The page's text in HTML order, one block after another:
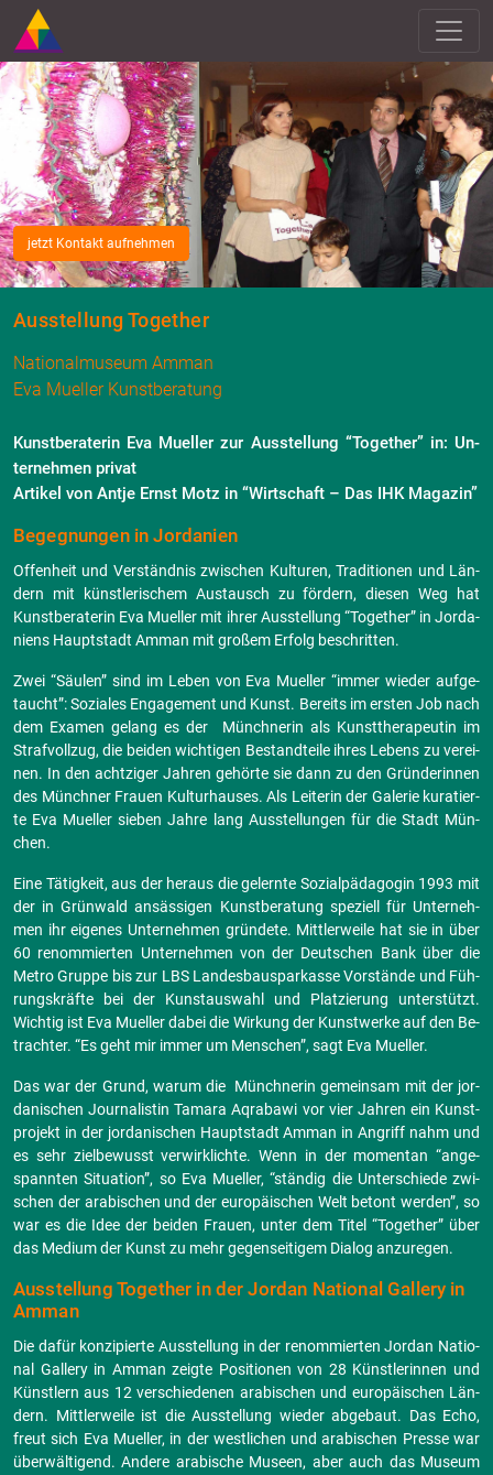
Ausstellung Together
Nationalmuseum Amman
Eva Mueller Kunstberatung
jetzt Kontakt aufnehmen
Kunst­be­ra­te­rin Eva Mu­el­ler zur Aus­stel­lung “To­ge­ther” in: Un­
ter­neh­men pri­vat
Ar­ti­kel von Antje Ernst Motz in “Wirt­schaft – Das IHK Ma­ga­zin”
Be­geg­nun­gen in Jor­da­ni­en
Of­fen­heit und Ver­ständ­nis zwi­schen Kul­tu­ren, Tra­di­tio­nen und Län­
dern mit künst­le­ri­schem Aus­tausch zu för­dern, die­sen Weg hat
Kunst­be­ra­te­rin Eva Mu­el­ler mit ihrer Aus­stel­lung “To­ge­ther” in Jor­da­
ni­ens Haupt­stadt Amman mit gro­ßem Er­folg be­schrit­ten.
Zwei “Säu­len” sind im Leben von Eva Mu­el­ler “immer wie­der auf­ge­
taucht”: So­zia­les En­ga­ge­ment und Kunst. Be­reits im ers­ten Job nach
dem Ex­amen ge­lang es der Münch­ne­rin als Kunst­the­ra­peu­tin im
Straf­voll­zug, die bei­den wich­ti­gen Be­stand­tei­le ihres Le­bens zu ver­ei­
nen. In den acht­zi­ger Jah­ren ge­hör­te sie dann zu den Grün­de­rin­nen
des Münch­ner Frau­en Kul­tur­hau­ses. Als Lei­te­rin der Ga­le­rie ku­ra­tier­
te Eva Mu­el­ler sie­ben Jahre lang Aus­stel­lun­gen für die Stadt Mün­
chen.
Eine Tä­tig­keit, aus der her­aus die ge­lern­te So­zi­al­päd­ago­gin 1993 mit
der in Grün­wald an­säs­si­gen Kunst­be­ra­tung spe­zi­ell für Un­ter­neh­
men ihr ei­ge­nes Un­ter­neh­men grün­de­te. Mitt­ler­wei­le hat sie in über
60 re­nom­mier­ten Un­ter­neh­men von der Deut­schen Bank über die
Metro Grup­pe bis zur LBS Lan­des­bau­spar­kas­se Vor­stän­de und Füh­
rungs­kräf­te bei der Kunst­aus­wahl und Plat­zie­rung un­ter­stützt.
Wich­tig ist Eva Mu­el­ler dabei die Wir­kung der Kunst­wer­ke auf den Be­
trach­ter. “Es geht mir immer um Men­schen”, sagt Eva Mu­el­ler.
Das war der Grund, warum die Münch­ne­rin ge­mein­sam mit der jor­
da­ni­schen Jour­na­lis­tin Ta­ma­ra Aqra­ba­wi vor vier Jah­ren ein Kunst­
pro­jekt in der jor­da­ni­schen Haupt­stadt Amman in An­griff nahm und
es sehr ziel­be­wusst ver­wirk­lich­te. Wenn in der mo­men­tan “an­ge­
spann­ten Si­tua­ti­on”, so Eva Mu­el­ler, “stän­dig die Un­ter­schie­de zwi­
schen der ara­bi­schen und der eu­ro­päi­schen Welt be­tont wer­den”, so
war es die Idee der bei­den Frau­en, unter dem Titel “To­ge­ther” über
das Me­di­um der Kunst zu mehr ge­gen­sei­ti­gem Dia­log an­zu­re­gen.
Aus­stel­lung To­ge­ther in der Jor­dan Na­tio­nal Gal­le­ry in
Amman
Die dafür kon­zi­pier­te Aus­stel­lung in der re­nom­mier­ten Jor­dan Na­tio­
nal Gal­le­ry in Amman zeig­te Po­si­tio­nen von 28 Künst­le­rin­nen und
Künst­lern aus 12 ver­schie­de­nen ara­bi­schen und eu­ro­päi­schen Län­
dern. Mitt­ler­wei­le ist die Aus­stel­lung wie­der ab­ge­baut. Das Echo,
freut sich Eva Mu­el­ler, in der west­li­chen und ara­bi­schen Pres­se war
über­wäl­ti­gend. An­de­re ara­bi­sche Mu­se­en, aber auch das Mu­se­um